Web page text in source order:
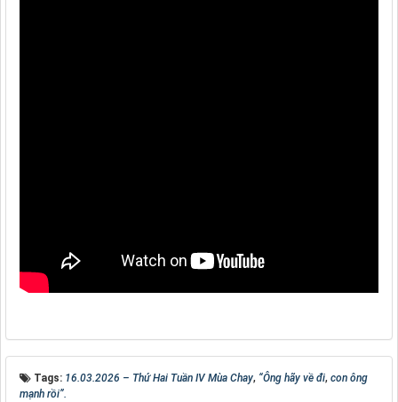
Tags: 16.03.2026 – Thứ Hai Tuần IV Mùa Chay, “Ông hãy về đi, con ông
mạnh rồi”.